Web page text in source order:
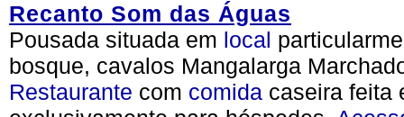
Recanto Som das Águas
Pousada situada em local
bosque, cavalos Mangalarga
Restaurante com comida caseira feita